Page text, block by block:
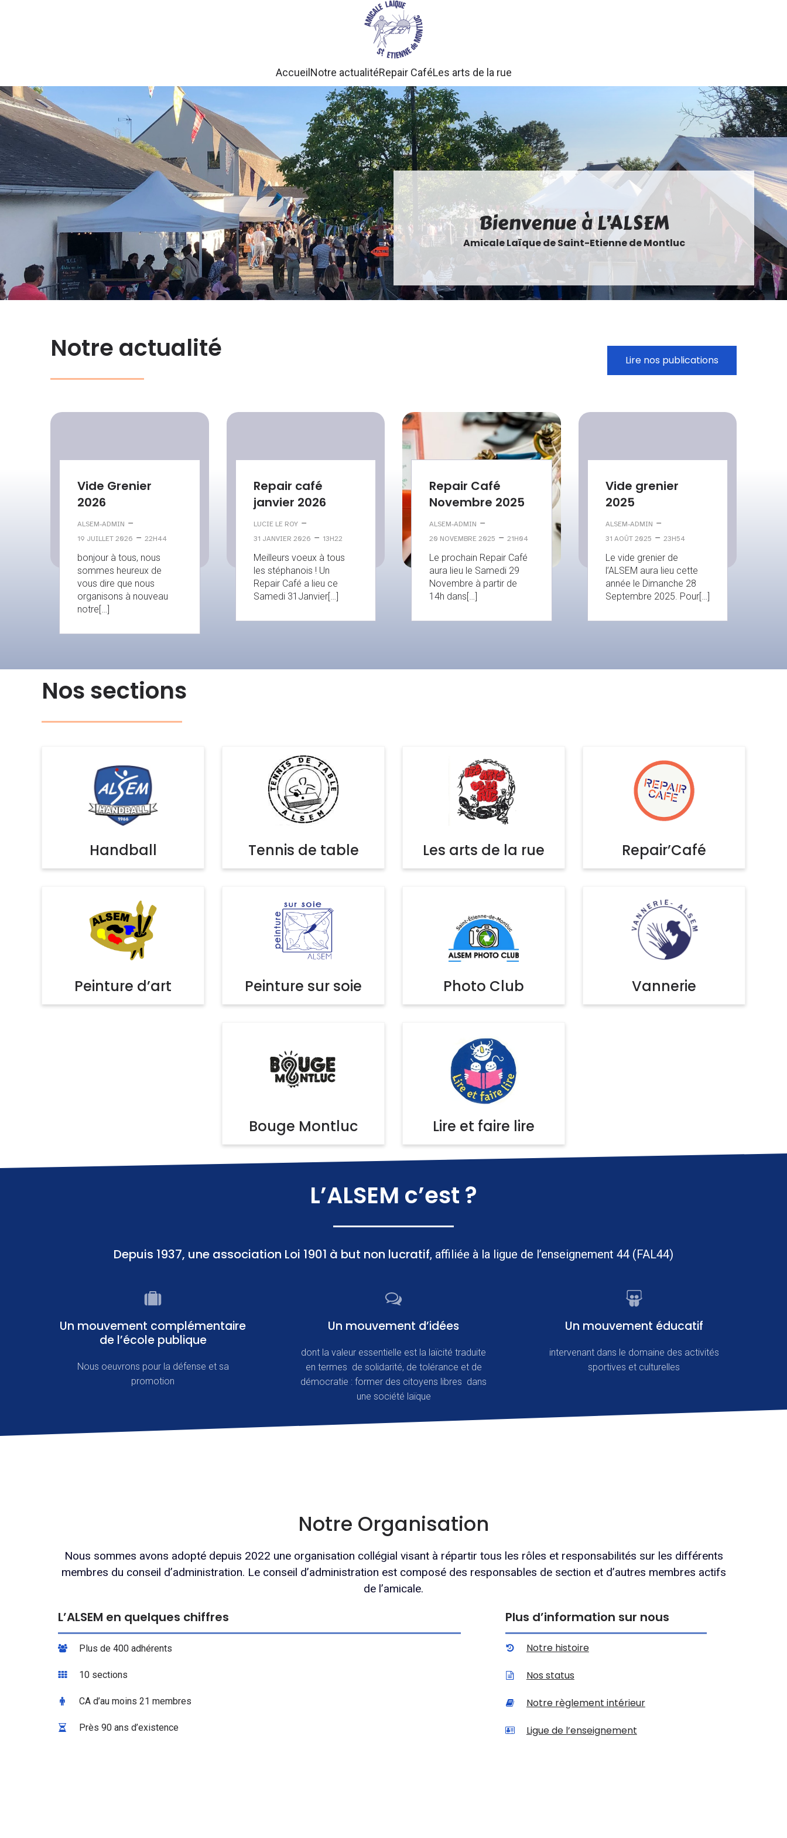
Accueil Notre actualitéRepair CaféLes arts de la rue
Bienvenue à L’ALSEM
Amicale Laïque de Saint-Etienne de Montluc
Notre actualité Lire nos publications
Vide Grenier
2026
ALSEM-ADMIN –
19 JUILLET 2026 – 22H44
bonjour à tous, nous
sommes heureux de
vous dire que nous
organisons à nouveau
notre[…]
Repair café
janvier 2026
LUCIE LE ROY –
31 JANVIER 2026 – 13H22
Meilleurs voeux à tous
les stéphanois ! Un
Repair Café a lieu ce
Samedi 31Janvier[…]
Repair Café
Novembre 2025
ALSEM-ADMIN –
20 NOVEMBRE 2025 – 21H04
Le prochain Repair Café
aura lieu le Samedi 29
Novembre à partir de
14h dans[…]
Vide grenier
2025
ALSEM-ADMIN –
31 AOÛT 2025 – 23H54
Le vide grenier de
l’ALSEM aura lieu cette
année le Dimanche 28
Septembre 2025. Pour[…]
Nos sections
Handball Tennis de table Les arts de la rue Repair’Café
Peinture d’art Peinture sur soie Photo Club Vannerie
Bouge Montluc Lire et faire lire
L’ALSEM c’est ?
Depuis 1937, une association Loi 1901 à but non lucratif, affiliée à la ligue de l’enseignement 44 (FAL44)
Un mouvement complémentaire
de l’école publique
Nous oeuvrons pour la défense et sa
promotion
Un mouvement d’idées
dont la valeur essentielle est la laïcité traduite
en termes de solidarité, de tolérance et de
démocratie : former des citoyens libres dans
une société laïque
Un mouvement éducatif
intervenant dans le domaine des activités
sportives et culturelles
Notre Organisation
Nous sommes avons adopté depuis 2022 une organisation collégial visant à répartir tous les rôles et responsabilités sur les différents
membres du conseil d’administration. Le conseil d’administration est composé des responsables de section et d’autres membres actifs
de l’amicale.
L’ALSEM en quelques chiffres
Plus de 400 adhérents
10 sections
CA d’au moins 21 membres
Près 90 ans d’existence
Plus d’information sur nous
Notre histoire
Nos status
Notre règlement intérieur
Ligue de l’enseignement